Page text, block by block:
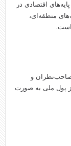
اقتصادی در
منطقه‌ای،
است.
و
پول ملی به صورت